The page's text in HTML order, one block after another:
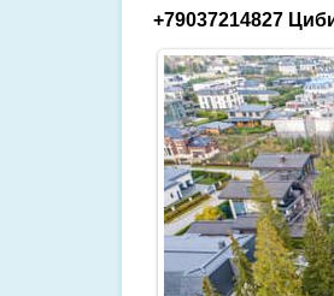
+79037214827